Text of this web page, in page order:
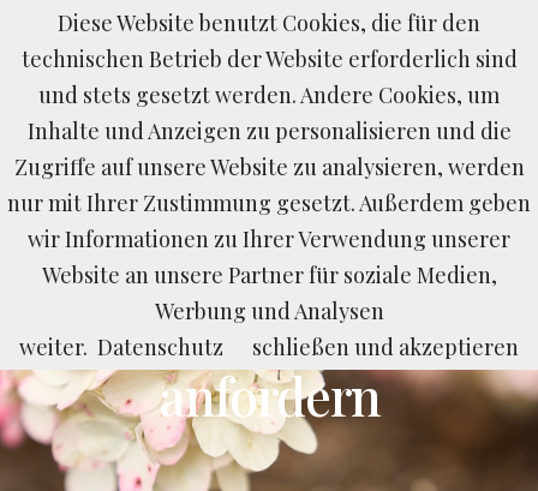
BUCHEN ANFRAGEN LAST MINUTE
Unsere Zimmer
Informationen
anfordern
Diese Website benutzt Cookies, die für den
technischen Betrieb der Website erforderlich sind
und stets gesetzt werden. Andere Cookies, um
Inhalte und Anzeigen zu personalisieren und die
Zugriffe auf unsere Website zu analysieren, werden
nur mit Ihrer Zustimmung gesetzt. Außerdem geben
wir Informationen zu Ihrer Verwendung unserer
Website an unsere Partner für soziale Medien,
Werbung und Analysen
weiter. Datenschutz schließen und akzeptieren